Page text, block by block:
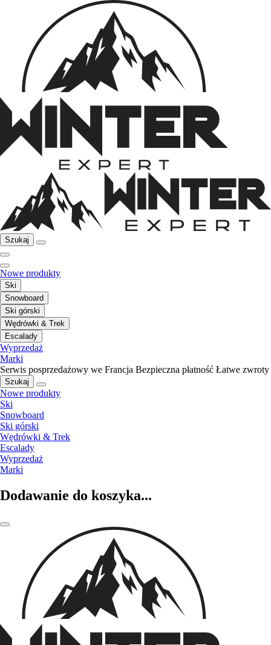
Szukaj
Nowe produkty
Ski
Snowboard
Ski górski
Wędrówki & Trek
Escalady
Wyprzedaż
Marki
Serwis posprzedażowy we Francja Bezpieczna płatność Łatwe zwroty
Szukaj
Nowe produkty
Ski
Snowboard
Ski górski
Wędrówki & Trek
Escalady
Wyprzedaż
Marki
Dodawanie do koszyka...